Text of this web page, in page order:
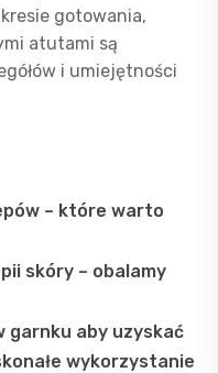
gotowania,
atutami są
i umiejętności
– które warto
skóry – obalamy
garnku aby uzyskać
wykorzystanie